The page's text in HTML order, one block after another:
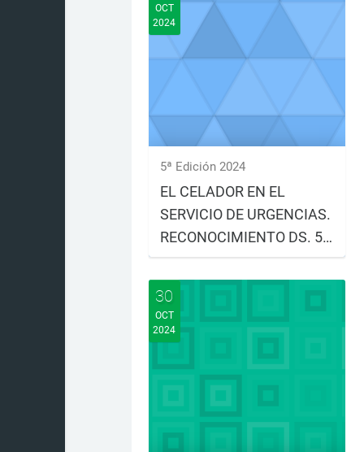
OCT
2024
5ª Edición 2024
EL CELADOR EN EL
SERVICIO DE URGENCIAS.
RECONOCIMIENTO DS. 5º
EDICIÓN. 2024
28 de octubre Realización: del
30 de octubre al ...
30
OCT
2024